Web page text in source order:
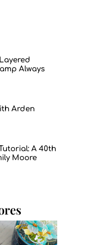
Always
Arden
A 40th
Moore